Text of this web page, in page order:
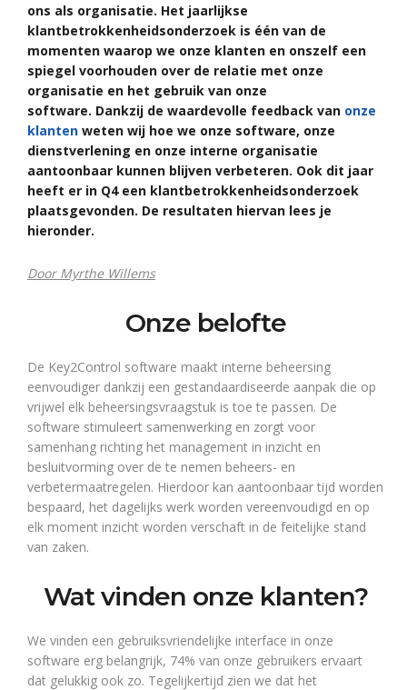
ons als organisatie. Het jaarlijkse
klantbetrokkenheidsonderzoek is één van de
momenten waarop we onze klanten en onszelf een
spiegel voorhouden over de relatie met onze
organisatie en het gebruik van onze
software. Dankzij de waardevolle feedback van onze
klanten weten wij hoe we onze software, onze
dienstverlening en onze interne organisatie
aantoonbaar kunnen blijven verbeteren. Ook dit jaar
heeft er in Q4 een klantbetrokkenheidsonderzoek
plaatsgevonden. De resultaten hiervan lees je
hieronder.
Door Myrthe Willems
Onze belofte
De Key2Control software maakt interne beheersing
eenvoudiger dankzij een gestandaardiseerde aanpak die op
vrijwel elk beheersingsvraagstuk is toe te passen. De
software stimuleert samenwerking en zorgt voor
samenhang richting het management in inzicht en
besluitvorming over de te nemen beheers- en
verbetermaatregelen. Hierdoor kan aantoonbaar tijd worden
bespaard, het dagelijks werk worden vereenvoudigd en op
elk moment inzicht worden verschaft in de feitelijke stand
van zaken.
Wat vinden onze klanten?
We vinden een gebruiksvriendelijke interface in onze
software erg belangrijk, 74% van onze gebruikers ervaart
dat gelukkig ook zo. Tegelijkertijd zien we dat het